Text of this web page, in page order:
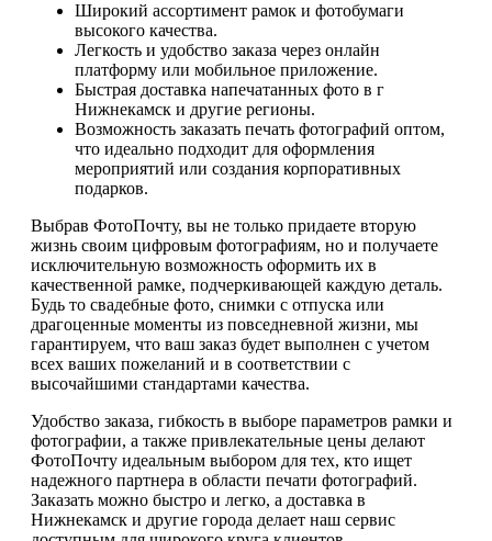
Широкий ассортимент рамок и фотобумаги
высокого качества.
Легкость и удобство заказа через онлайн
платформу или мобильное приложение.
Быстрая доставка напечатанных фото в г
Нижнекамск и другие регионы.
Возможность заказать печать фотографий оптом,
что идеально подходит для оформления
мероприятий или создания корпоративных
подарков.
Выбрав ФотоПочту, вы не только придаете вторую
жизнь своим цифровым фотографиям, но и получаете
исключительную возможность оформить их в
качественной рамке, подчеркивающей каждую деталь.
Будь то свадебные фото, снимки с отпуска или
драгоценные моменты из повседневной жизни, мы
гарантируем, что ваш заказ будет выполнен с учетом
всех ваших пожеланий и в соответствии с
высочайшими стандартами качества.
Удобство заказа, гибкость в выборе параметров рамки и
фотографии, а также привлекательные цены делают
ФотоПочту идеальным выбором для тех, кто ищет
надежного партнера в области печати фотографий.
Заказать можно быстро и легко, а доставка в
Нижнекамск и другие города делает наш сервис